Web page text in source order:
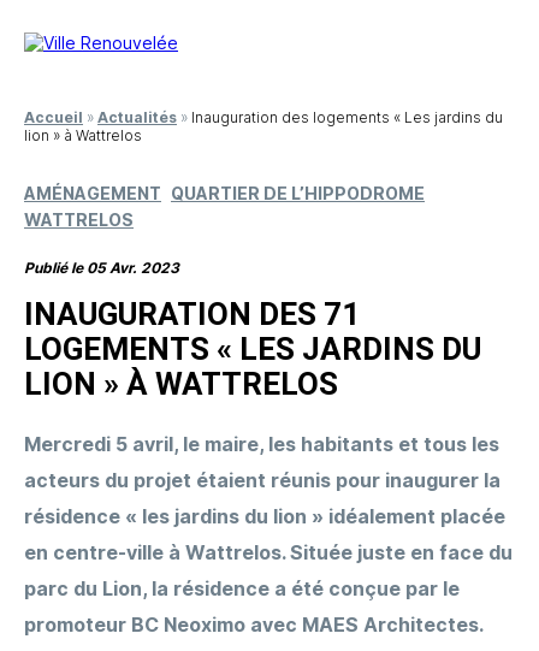
Accueil » Actualités » Inauguration des logements « Les jardins du
lion » à Wattrelos
AMÉNAGEMENT QUARTIER DE L’HIPPODROME
WATTRELOS
Publié le 05 Avr. 2023
INAUGURATION DES 71
LOGEMENTS « LES JARDINS DU
LION » À WATTRELOS
Mercredi 5 avril, le maire, les habitants et tous les
acteurs du projet étaient réunis pour inaugurer la
résidence « les jardins du lion » idéalement placée
en centre-ville à Wattrelos. Située juste en face du
parc du Lion, la résidence a été conçue par le
promoteur BC Neoximo avec MAES Architectes.